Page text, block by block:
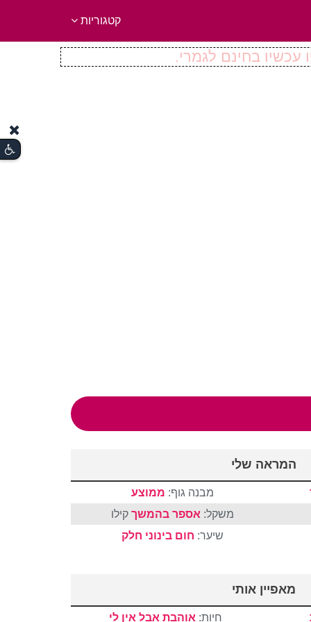
קטגוריות
בחינם לגמרי.
המראה שלי
מבנה גוף: ממוצע
משקל: אספר בהמשך קילו
שיער: חום בינוני חלק
מאפיין אותי
חיות: אוהבת אבל אין לי